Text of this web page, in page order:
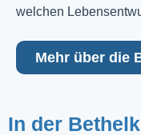
welchen
Mehr über die
In der